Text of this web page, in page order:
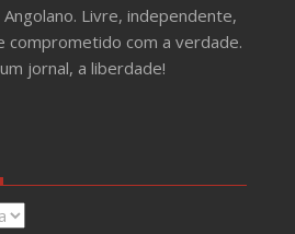
Livre, independente,
comprometido com a verdade.
jornal, a liberdade!